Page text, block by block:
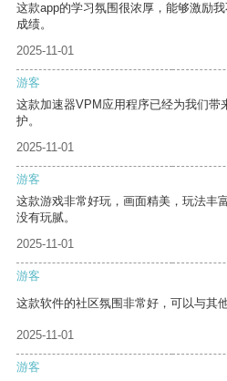
这款app的学习氛围很浓厚，能够激励
成绩。
2025-11-01
游客
这款加速器VPM应用程序已经为我们带
护。
2025-11-01
游客
这款游戏非常好玩，画面精美，玩法丰
没有玩腻。
2025-11-01
游客
这款软件的社区氛围非常好，可以与其
2025-11-01
游客